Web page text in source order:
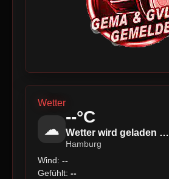
Wetter
☁
--°C
Wetter wird geladen …
Hamburg
Wind: --
Gefühlt: --